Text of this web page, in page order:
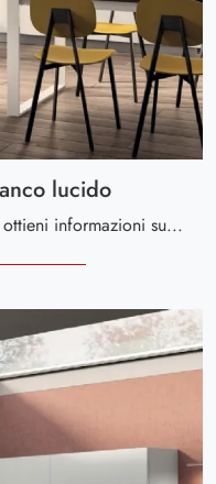
lucido
Se desideri una cucina moderna, ottieni informazioni sul modello Urban & Urban Bianco lucido Scavolini.